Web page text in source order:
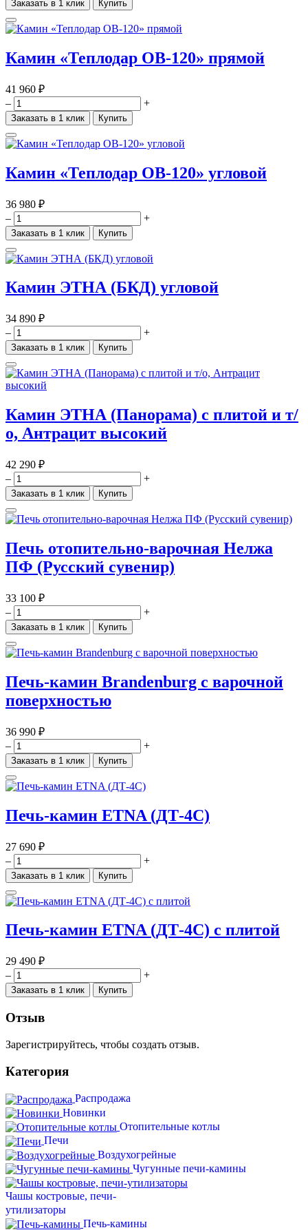
Заказать в 1 клик Купить
Камин «Теплодар ОВ-120» прямой
41 960 ₽
–
+
Заказать в 1 клик Купить
Камин «Теплодар ОВ-120» угловой
36 980 ₽
–
+
Заказать в 1 клик Купить
Камин ЭТНА (БКД) угловой
34 890 ₽
–
+
Заказать в 1 клик Купить
Камин ЭТНА (Панорама) с плитой и т/
о, Антрацит высокий
42 290 ₽
–
+
Заказать в 1 клик Купить
Печь отопительно-варочная Нелжа
ПФ (Русский сувенир)
33 100 ₽
–
+
Заказать в 1 клик Купить
Печь-камин Brandenburg с варочной
поверхностью
36 990 ₽
–
+
Заказать в 1 клик Купить
Печь-камин ETNA (ДТ-4С)
27 690 ₽
–
+
Заказать в 1 клик Купить
Печь-камин ETNA (ДТ-4С) с плитой
29 490 ₽
–
+
Заказать в 1 клик Купить
Отзыв
Зарегистрируйтесь, чтобы создать отзыв.
Категория
Распродажа
Новинки
Отопительные котлы
Печи
Воздухогрейные
Чугунные печи-камины
Чашы костровые, печи-
утилизаторы
Печь-камины